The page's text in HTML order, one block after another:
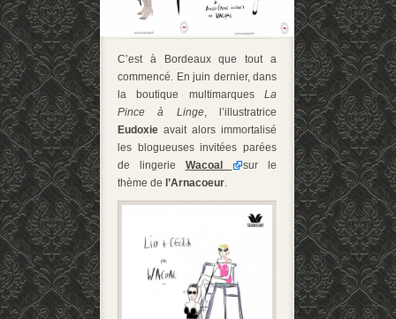
C’est à Bordeaux que tout a
commencé. En juin dernier, dans
la boutique multimarques La
Pince à Linge, l’illustratrice
Eudoxie avait alors immortalisé
les blogueuses invitées parées
de lingerie Wacoal
sur le
thème de l’Arnacoeur.